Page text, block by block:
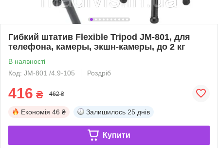
Гибкий штатив Flexible Tripod JM-801, для
телефона, камеры, экшн-камеры, до 2 кг
В наявності
Код: JM-801 /4.9-105
Роздріб
416 ₴ 462 ₴
Економія 46 ₴ Залишилось 25 днів
Купити